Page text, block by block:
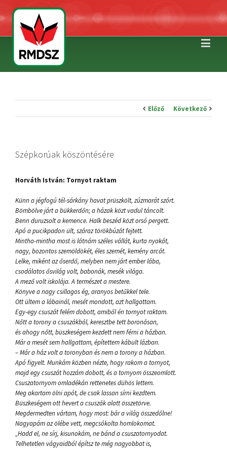
Előző Következő
Szépkorúak köszöntésére
Horváth István: Tornyot raktam
Künn a jégfogú tél-sárkány havat prüszkölt, zúzmarát szórt.
Bömbölve járt a bükkerdőn; a házak közt vadul táncolt.
Benn duruzsolt a kemence. Halk beszéd közt orsó pergett.
Apó a pucikpadon ült, száraz törökbúzát fejtett.
Mintha-mintha most is látnám széles vállát, kurta nyakát,
nagy, bozontos szemöldökét, éles szemét, kemény arcát.
Lelke, miként az őserdő, melyben nem járt ember lába,
csodálatos ősvilág volt, babonák, mesék világa.
A mező volt iskolája. A természet a mestere.
Könyve a nagy csillagos ég, aranyos betűkkel tele.
Ott ültem a lábainál, mesét mondott, azt hallgattam.
Egy-egy csuszát felém dobott, amiből én tornyot raktam.
Nőtt a torony a csuszákból, keresztbe tett boronásan,
és ahogy nőtt, büszkeségem kezdett nem férni a házban.
Már a mesét sem hallgattam, építettem kábult lázban.
– Már a ház volt a toronyban és nem a torony a házban.
Apó figyelt. Munkám közben nézte, hogy rakom a tornyot,
majd egy csuszát hozzám dobott, és a tornyom összeomlott.
Csuszatornyom omladékán rettenetes dühös lettem.
Meg akartam ölni apót, de csak lassan sírni kezdtem.
Büszkeségem ott hevert a csuszák alatt összetörve.
Megdermedten vártam, hogy most: bár a világ összedőlne!
Nagyapám az ölébe vett, megcsókolta homlokomat.
„Hadd el, ne sírj, kisunokám, ne bánd a csuszatornyodat.
Telhetetlen vágyaidból építsz te még nagyobbat is,